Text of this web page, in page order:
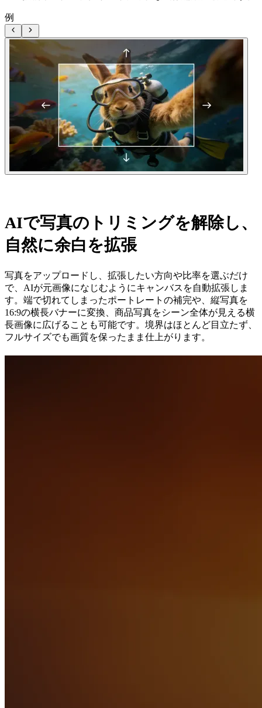
例
AIで写真のトリミングを解除し、
自然に余白を拡張
写真をアップロードし、拡張したい方向や比率を選ぶだけ
で、AIが元画像になじむようにキャンバスを自動拡張しま
す。端で切れてしまったポートレートの補完や、縦写真を
16:9の横長バナーに変換、商品写真をシーン全体が見える横
長画像に広げることも可能です。境界はほとんど目立たず、
フルサイズでも画質を保ったまま仕上がります。